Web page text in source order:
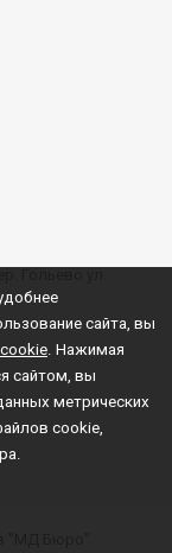
"МД Бюро"
сайта, вы
. Нажимая
сайтом, вы
метрических
cookie,